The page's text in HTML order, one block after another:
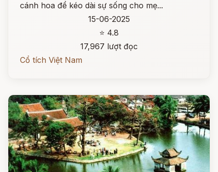
cánh hoa để kéo dài sự sống cho mẹ...
15-06-2025
⭐ 4.8
17,967 lượt đọc
Cổ tích Việt Nam